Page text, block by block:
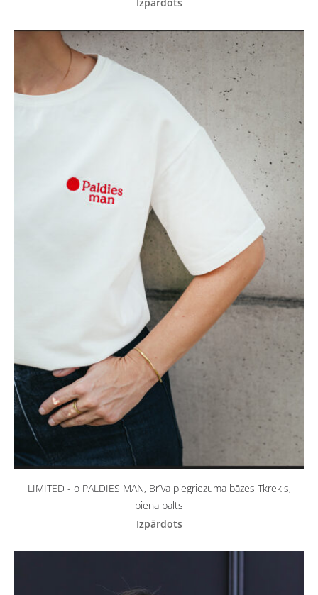
LIMITED - o PALDIES MAN, Brīva piegriezuma bāzes Tkrekls,
piena balts
Izpārdots